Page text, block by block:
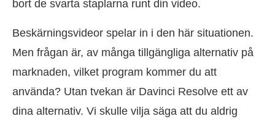
bort de svarta staplarna runt din video.
Beskärningsvideor spelar in i den här situationen.
Men frågan är, av många tillgängliga alternativ på
marknaden, vilket program kommer du att
använda? Utan tvekan är Davinci Resolve ett av
dina alternativ. Vi skulle vilja säga att du aldrig